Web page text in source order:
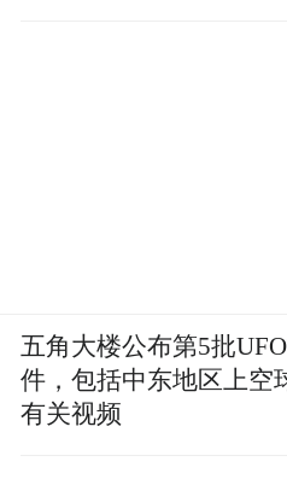
五角大楼公布第5批
件，包括中东地区上空
有关视频